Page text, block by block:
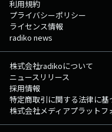
利用規約
プライバシーポリシー
ライセンス情報
radiko news
株式会社radikoについて
ニュースリリース
採用情報
特定商取引に関する法律に基
株式会社メディアプラットフ